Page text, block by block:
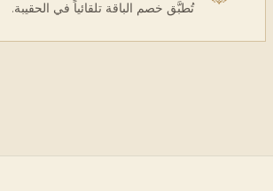
تُطبَّق خصم الباقة تلقائياً في الحقيبة.